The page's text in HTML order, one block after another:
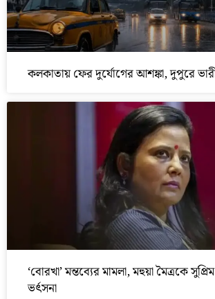
কলকাতায় ফের দুর্যোগের আশঙ্কা, দুপুরে ভারী
‘বোরখা’ মন্তব্যের মামলা, মহুয়া মৈত্রকে
ভর্ৎসনা